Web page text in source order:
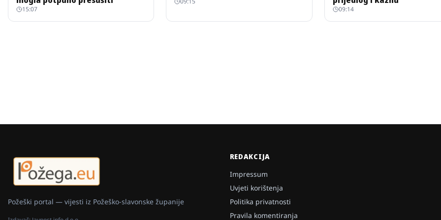
15:07 09:14
Požeški portal — vijesti iz Požeško-slavonske županije
REDAKCIJA
Impressum
Uvjeti korištenja
Politika privatnosti
Pravila komentiranja